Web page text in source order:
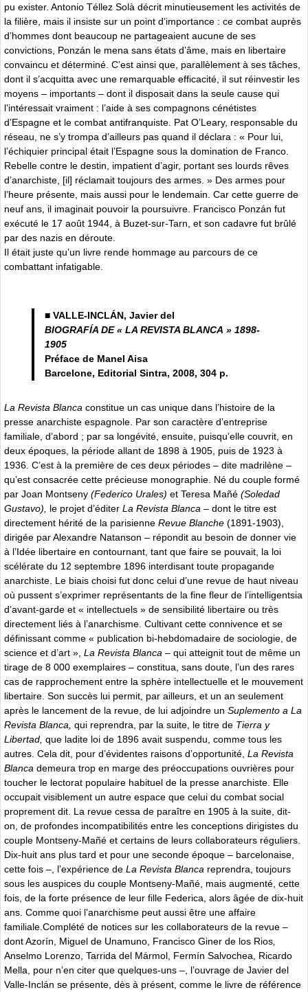
pu exister. Antonio Téllez Solà décrit minutieusement les activités de
la filière, mais il insiste sur un point d’importance : ce combat auprès
d’hommes dont beaucoup ne partageaient aucune de ses
convictions, Ponzán le mena sans états d’âme, mais en libertaire
convaincu et déterminé. C’est ainsi que, parallèlement à ses tâches,
dont il s’acquitta avec une remarquable efficacité, il sut réinvestir les
moyens – importants – dont il disposait dans la seule cause qui
l’intéressait vraiment : l’aide à ses compagnons cénétistes
d’Espagne et le combat antifranquiste. Pat O’Leary, responsable du
réseau, ne s’y trompa d’ailleurs pas quand il déclara : « Pour lui,
l’échiquier principal était l’Espagne sous la domination de Franco.
Rebelle contre le destin, impatient d’agir, portant ses lourds rêves
d’anarchiste, [il] réclamait toujours des armes. » Des armes pour
l’heure présente, mais aussi pour le lendemain. Car cette guerre de
neuf ans, il imaginait pouvoir la poursuivre. Francisco Ponzán fut
exécuté le 17 août 1944, à Buzet-sur-Tarn, et son cadavre fut brûlé
par des nazis en déroute.
Il était juste qu’un livre rende hommage au parcours de ce
combattant infatigable.
■ VALLE-INCLÁN, Javier del
BIOGRAFÍA DE « LA REVISTA BLANCA » 1898-
1905
Préface de Manel Aisa
Barcelone, Editorial Sintra, 2008, 304 p.
La Revista Blanca constitue un cas unique dans l’histoire de la
presse anarchiste espagnole. Par son caractère d’entreprise
familiale, d’abord ; par sa longévité, ensuite, puisqu’elle couvrit, en
deux époques, la période allant de 1898 à 1905, puis de 1923 à
1936. C’est à la première de ces deux périodes – dite madrilène –
qu’est consacrée cette précieuse monographie. Né du couple formé
par Joan Montseny (Federico Urales) et Teresa Mañé (Soledad
Gustavo), le projet d’éditer La Revista Blanca – dont le titre est
directement hérité de la parisienne Revue Blanche (1891-1903),
dirigée par Alexandre Natanson – répondit au besoin de donner vie
à l’Idée libertaire en contournant, tant que faire se pouvait, la loi
scélérate du 12 septembre 1896 interdisant toute propagande
anarchiste. Le biais choisi fut donc celui d’une revue de haut niveau
où pussent s’exprimer représentants de la fine fleur de l’intelligentsia
d’avant-garde et « intellectuels » de sensibilité libertaire ou très
directement liés à l’anarchisme. Cultivant cette connivence et se
définissant comme « publication bi-hebdomadaire de sociologie, de
science et d’art », La Revista Blanca – qui atteignit tout de même un
tirage de 8 000 exemplaires – constitua, sans doute, l’un des rares
cas de rapprochement entre la sphère intellectuelle et le mouvement
libertaire. Son succès lui permit, par ailleurs, et un an seulement
après le lancement de la revue, de lui adjoindre un Suplemento a La
Revista Blanca, qui reprendra, par la suite, le titre de Tierra y
Libertad, que ladite loi de 1896 avait suspendu, comme tous les
autres. Cela dit, pour d’évidentes raisons d’opportunité, La Revista
Blanca demeura trop en marge des préoccupations ouvrières pour
toucher le lectorat populaire habituel de la presse anarchiste. Elle
occupait visiblement un autre espace que celui du combat social
proprement dit. La revue cessa de paraître en 1905 à la suite, dit-
on, de profondes incompatibilités entre les conceptions dirigistes du
couple Montseny-Mañé et certains de leurs collaborateurs réguliers.
Dix-huit ans plus tard et pour une seconde époque – barcelonaise,
cette fois –, l’expérience de La Revista Blanca reprendra, toujours
sous les auspices du couple Montseny-Mañé, mais augmenté, cette
fois, de la forte présence de leur fille Federica, alors âgée de dix-huit
ans. Comme quoi l’anarchisme peut aussi être une affaire
familiale.Complété de notices sur les collaborateurs de la revue –
dont Azorín, Miguel de Unamuno, Francisco Giner de los Rios
Anselmo Lorenzo, Tarrida del Mármol, Fermín Salvochea, Ricardo
Mella, pour n’en citer que quelques-uns –, l’ouvrage de Javier del
Valle-Inclán se présente, dès à présent, comme le livre de référence